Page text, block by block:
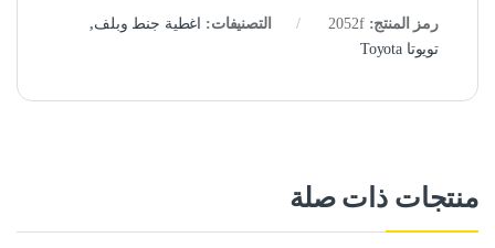
رمز المنتج:2052f التصنيفات: اغطية جنط وبلف,
تويوتا Toyota
منتجات ذات صلة